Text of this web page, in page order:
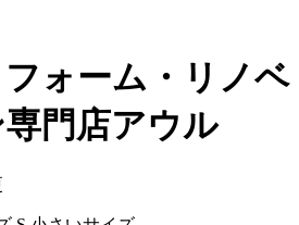
ォーム・リノベ
門店アウル